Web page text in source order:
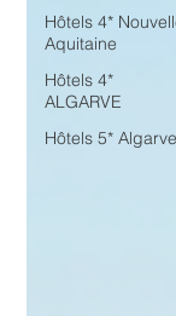
Hôtels 4*
Aquitaine
Hôtels 4*
ALGARVE
Hôtels 5* Algarve